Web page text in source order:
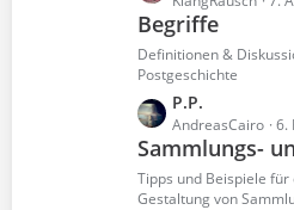
r
ä
g
e
e
i
t
r
ä
g
e
t
z
t
e
B
e
i
t
Begriffe
Definitionen &
Postgeschichte
L
e
t
z
t
P.P.
AndreasCairo 6.
Sammlungs-
Tipps und Beispiele
Gestaltung von